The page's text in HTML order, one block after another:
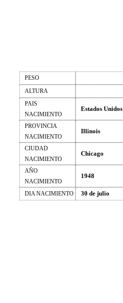
PESO
ALTURA
PAIS
NACIMIENTO
Estados Unidos
PROVINCIA
NACIMIENTO
Illinois
CIUDAD
NACIMIENTO
Chicago
AÑO
NACIMIENTO
1948
DIA NACIMIENTO 30 de julio